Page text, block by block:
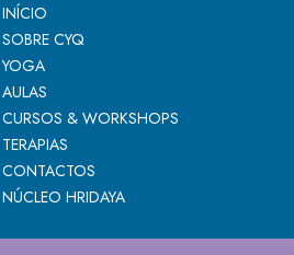
INÍCIO
SOBRE CYQ
YOGA
AULAS
CURSOS & WORKSHOPS
TERAPIAS
CONTACTOS
NÚCLEO HRIDAYA